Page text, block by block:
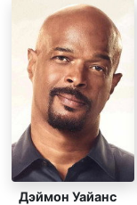
Дэймон Уайанс